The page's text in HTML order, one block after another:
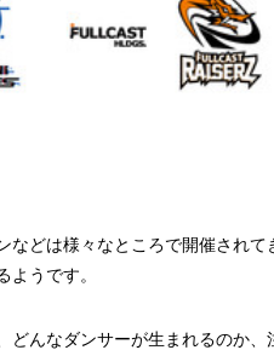
などは様々なところで開催され
ようです。
どんなダンサーが生まれるのか、